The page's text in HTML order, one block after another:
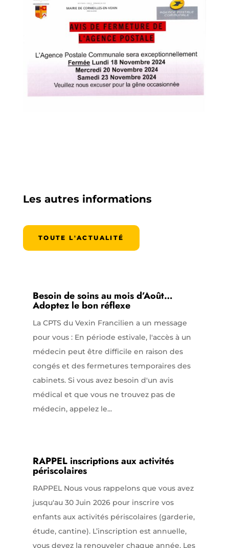
Les autres informations
TOUTE L'ACTUALITÉ
Besoin de soins au mois d’Août…
Adoptez le bon réflexe
La CPTS du Vexin Francilien a un message
pour vous : En période estivale, l'accès à un
médecin peut être difficile en raison des
congés et des fermetures temporaires des
cabinets. Si vous avez besoin d'un avis
médical et que vous ne trouvez pas de
médecin, appelez le...
RAPPEL inscriptions aux activités
périscolaires
RAPPEL Nous vous rappelons que vous avez
jusqu'au 30 Juin 2026 pour inscrire vos
enfants aux activités périscolaires (garderie,
étude, cantine). L’inscription est annuelle,
vous devez la renouveler chaque année. Les